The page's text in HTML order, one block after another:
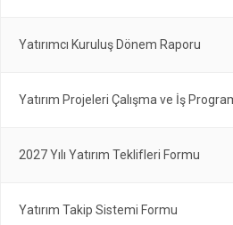
Yatırımcı Kuruluş Dönem Raporu
Yatırım Projeleri Çalışma ve İş
2027 Yılı Yatırım Teklifleri Formu
Yatırım Takip Sistemi Formu